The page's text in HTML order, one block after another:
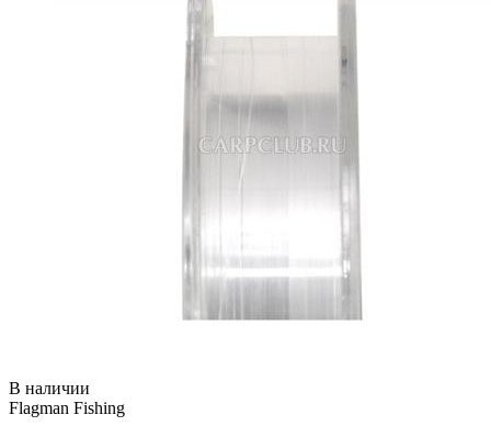
В наличии
Flagman Fishing